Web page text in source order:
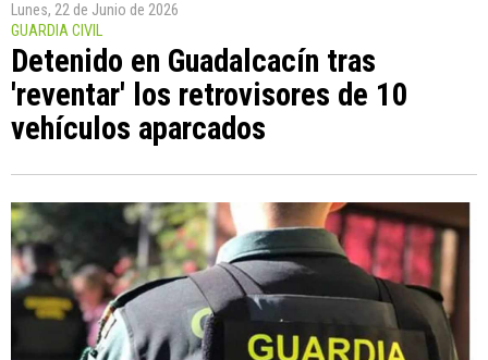
Lunes, 22 de Junio de 2026
GUARDIA CIVIL
Detenido en Guadalcacín tras
'reventar' los retrovisores de 10
vehículos aparcados